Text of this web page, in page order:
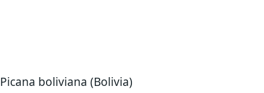
Picana boliviana (Bolivia)